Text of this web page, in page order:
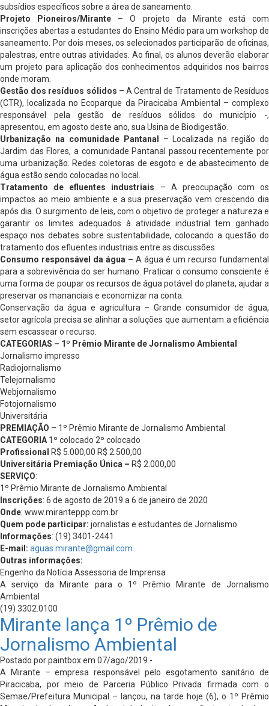
subsídios específicos sobre a área de saneamento.
Projeto Pioneiros/Mirante – O projeto da Mirante está com
inscrições abertas a estudantes do Ensino Médio para um workshop de
saneamento. Por dois meses, os selecionados participarão de oficinas,
palestras, entre outras atividades. Ao final, os alunos deverão elaborar
um projeto para aplicação dos conhecimentos adquiridos nos bairros
onde moram.
Gestão dos resíduos sólidos – A Central de Tratamento de Resíduos
(CTR), localizada no Ecoparque da Piracicaba Ambiental – complexo
responsável pela gestão de resíduos sólidos do município -,
apresentou, em agosto deste ano, sua Usina de Biodigestão.
Urbanização na comunidade Pantanal
– Localizada na região do
Jardim das Flores, a comunidade Pantanal passou recentemente por
uma urbanização. Redes coletoras de esgoto e de abastecimento de
água estão sendo colocadas no local.
Tratamento de efluentes industriais – A preocupação com os
impactos ao meio ambiente e a sua preservação vem crescendo dia
após dia. O surgimento de leis, com o objetivo de proteger a natureza e
garantir os limites adequados à atividade industrial tem ganhado
espaço nos debates sobre sustentabilidade, colocando a questão do
tratamento dos efluentes industriais entre as discussões.
Consumo responsável da água – A água é um recurso fundamental
para a sobrevivência do ser humano. Praticar o consumo consciente é
uma forma de poupar os recursos de água potável do planeta, ajudar a
preservar os mananciais e economizar na conta.
Conservação da água e agricultura – Grande consumidor de água,
setor agrícola precisa se alinhar a soluções que aumentam a eficiência
sem escassear o recurso.
CATEGORIAS – 1º Prêmio Mirante de Jornalismo Ambiental
Jornalismo impresso
Radiojornalismo
Telejornalismo
Webjornalismo
Fotojornalismo
Universitária
PREMIAÇÃO – 1º Prêmio Mirante de Jornalismo Ambiental
CATEGORIA 1º colocado 2º colocado
Profissional
R$ 5.000,00 R$ 2.500,00
Universitária Premiação Única – R$ 2.000,00
SERVIÇO:
1º Prêmio Mirante de Jornalismo Ambiental
Inscrições: 6 de agosto de 2019 a 6 de janeiro de 2020
Onde: www.miranteppp.com.br
Quem pode participar: jornalistas e estudantes de Jornalismo
Informações: (19) 3401-2441
E-mail: aguas.mirante@gmail.com
Outras informações:
Engenho da Notícia Assessoria de Imprensa
A serviço da Mirante para o 1º Prêmio Mirante de Jornalismo
Ambiental
(19) 3302.0100
Mirante lança 1º Prêmio de
Jornalismo Ambiental
Postado por paintbox em 07/ago/2019 -
A Mirante – empresa responsável pelo esgotamento sanitário de
Piracicaba, por meio de Parceria Público Privada firmada com o
Semae/Prefeitura Municipal – lançou, na tarde hoje (6), o 1º Prêmio